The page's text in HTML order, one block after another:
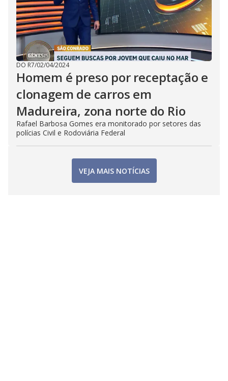
DO R7/02/04/2024
Homem é preso por receptação e
clonagem de carros em
Madureira, zona norte do Rio
Rafael Barbosa Gomes era monitorado por setores das
polícias Civil e Rodoviária Federal
VEJA MAIS NOTÍCIAS